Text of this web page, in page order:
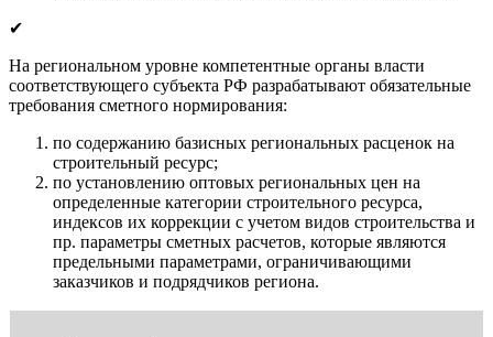
✔
На региональном уровне компетентные органы власти
соответствующего субъекта РФ разрабатывают обязательные
требования сметного нормирования:
по содержанию базисных региональных расценок на
строительный ресурс;
по установлению оптовых региональных цен на
определенные категории строительного ресурса,
индексов их коррекции с учетом видов строительства и
пр. параметры сметных расчетов, которые являются
предельными параметрами, ограничивающими
заказчиков и подрядчиков региона.